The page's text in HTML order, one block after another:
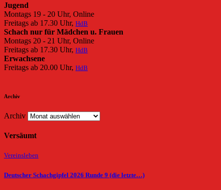
Jugend
Montags 19 - 20 Uhr, Online
Freitags ab 17.30 Uhr, HdB
Schach nur für Mädchen u. Frauen
Montags 20 - 21 Uhr, Online
Freitags ab 17.30 Uhr, HdB
Erwachsene
Freitags ab 20.00 Uhr, HdB
Archiv
Archiv
Versäumt
Vereinsleben
Deutscher Schachgipfel 2026 Runde 9 (die letzte…)